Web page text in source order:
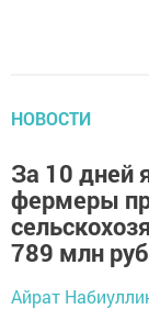
НОВОСТИ
За 10 дней
фермеры
789 млн
Айрат